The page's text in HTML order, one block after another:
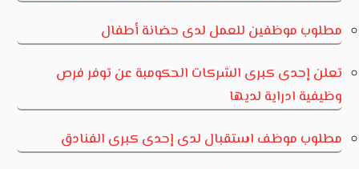
مطلوب موظفين للعمل لدى حضانة أطفال
تعلن إحدى كبرى الشركات الحكومبة عن توفر فرص
وظيفية ادراية لديها
مطلوب موظف استقبال لدى إحدى كبرى الفنادق